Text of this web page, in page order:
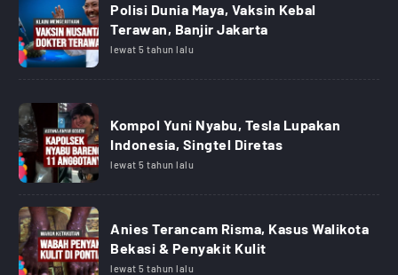
Polisi Dunia Maya, Vaksin Kebal
Terawan, Banjir Jakarta
lewat 5 tahun lalu
Kompol Yuni Nyabu, Tesla Lupakan
Indonesia, Singtel Diretas
lewat 5 tahun lalu
Anies Terancam Risma, Kasus Walikota
Bekasi & Penyakit Kulit
lewat 5 tahun lalu